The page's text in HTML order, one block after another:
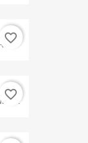
favorite_border
favorite_border